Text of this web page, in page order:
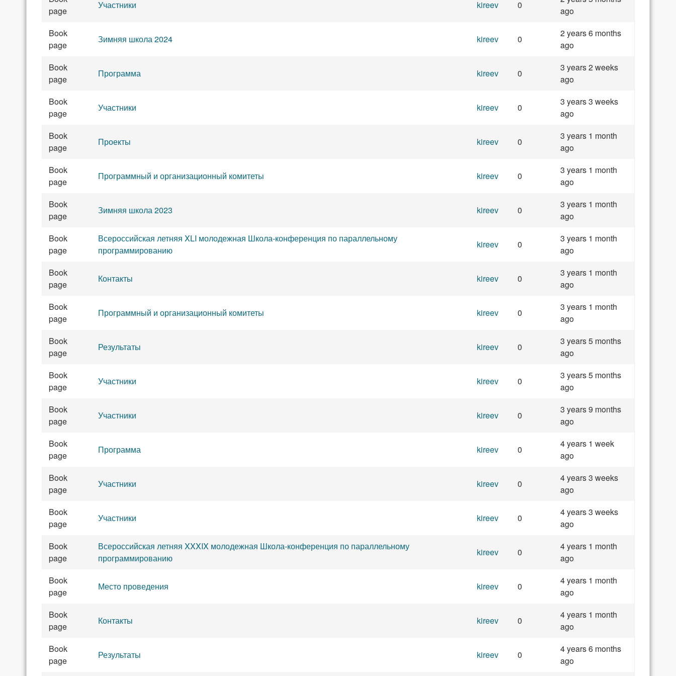
page
Участники kireev 0
ago
Book
page
Зимняя школа 2024 kireev 0
2 years 6 months
ago
Book
page
Программа kireev 0
3 years 2 weeks
ago
Book
page
Участники kireev 0
3 years 3 weeks
ago
Book
page
Проекты kireev 0
3 years 1 month
ago
Book
page
Программный и организационный комитеты kireev 0
3 years 1 month
ago
Book
page
Зимняя школа 2023 kireev 0
3 years 1 month
ago
Book
page
Всероссийская летняя XLI молодежная Школа-конференция по параллельному
программированию
kireev 0
3 years 1 month
ago
Book
page
Контакты kireev 0
3 years 1 month
ago
Book
page
Программный и организационный комитеты kireev 0
3 years 1 month
ago
Book
page
Результаты kireev 0
3 years 5 months
ago
Book
page
Участники kireev 0
3 years 5 months
ago
Book
page
Участники kireev 0
3 years 9 months
ago
Book
page
Программа kireev 0
4 years 1 week
ago
Book
page
Участники kireev 0
4 years 3 weeks
ago
Book
page
Участники kireev 0
4 years 3 weeks
ago
Book
page
Всероссийская летняя XXXIX молодежная Школа-конференция по параллельному
программированию
kireev 0
4 years 1 month
ago
Book
page
Место проведения kireev 0
4 years 1 month
ago
Book
page
Контакты kireev 0
4 years 1 month
ago
Book
page
Результаты kireev 0
4 years 6 months
ago